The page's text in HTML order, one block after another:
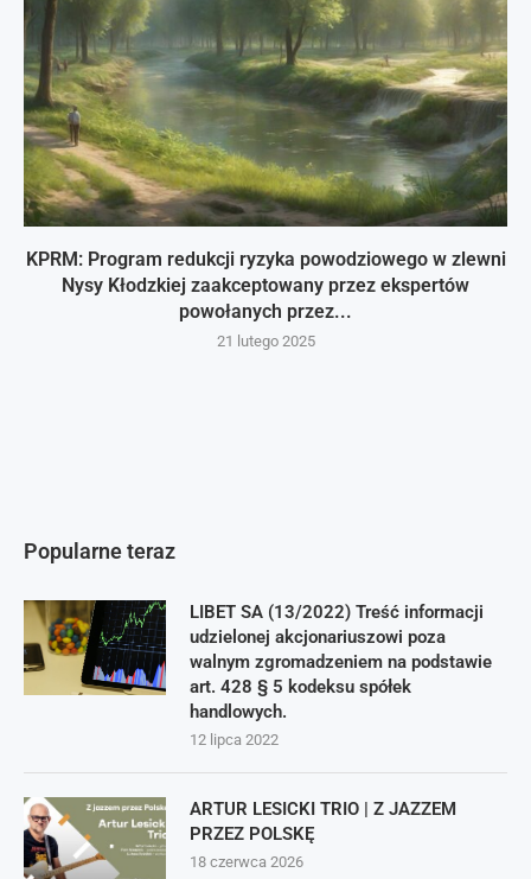
KPRM: Program redukcji ryzyka powodziowego w zlewni
Nysy Kłodzkiej zaakceptowany przez ekspertów
powołanych przez...
21 lutego 2025
Popularne teraz
LIBET SA (13/2022) Treść informacji
udzielonej akcjonariuszowi poza
walnym zgromadzeniem na podstawie
art. 428 § 5 kodeksu spółek
handlowych.
12 lipca 2022
ARTUR LESICKI TRIO | Z JAZZEM
PRZEZ POLSKĘ
18 czerwca 2026